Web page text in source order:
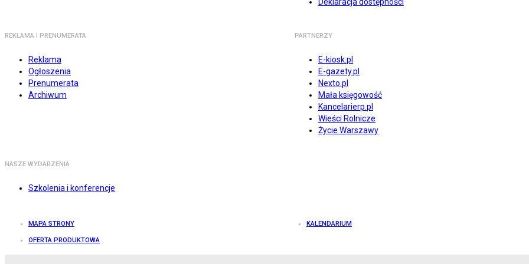
REKLAMA I PRENUMERATA
Reklama
Ogłoszenia
Prenumerata
Archiwum
PARTNERZY
E-kiosk.pl
E-gazety.pl
Nexto.pl
Mała księgowość
Kancelarierp.pl
Wieści Rolnicze
Życie Warszawy
NASZE WYDARZENIA
Szkolenia i konferencje
MAPA STRONY KALENDARIUM
OFERTA PRODUKTOWA